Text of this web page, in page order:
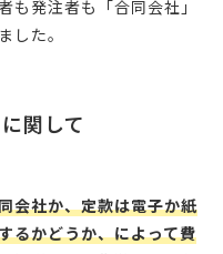
も発注者も「合同会社」
した。
関して
会社か、定款は電子か紙
るかどうか、によって費